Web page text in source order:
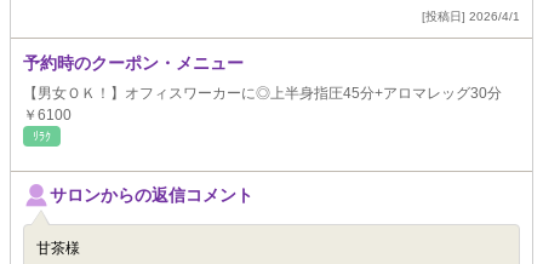
[投稿日] 2026/4/1
予約時のクーポン・メニュー
【男女ＯＫ！】オフィスワーカーに◎上半身指圧45分+アロマレッグ30分
￥6100
ﾘﾗｸ
サロンからの返信コメント
甘茶様